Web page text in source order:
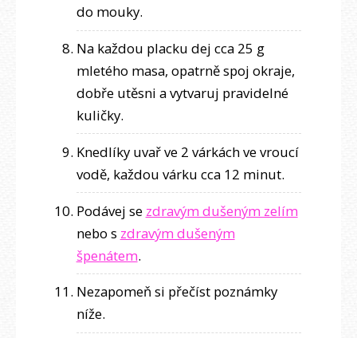
do mouky.
Na každou placku dej cca 25 g
mletého masa, opatrně spoj okraje,
dobře utěsni a vytvaruj pravidelné
kuličky.
Knedlíky uvař ve 2 várkách ve vroucí
vodě, každou várku cca 12 minut.
Podávej se zdravým dušeným zelím
nebo s zdravým dušeným
špenátem.
Nezapomeň si přečíst poznámky
níže.